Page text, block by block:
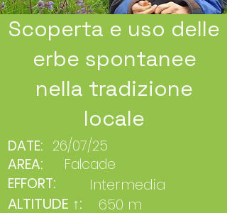
Scoperta e uso delle
erbe spontanee
nella tradizione
locale
DATE: 26/07/25
AREA:
Falcade
EFFORT:
Intermedia
ALTITUDE ↑:
650 m